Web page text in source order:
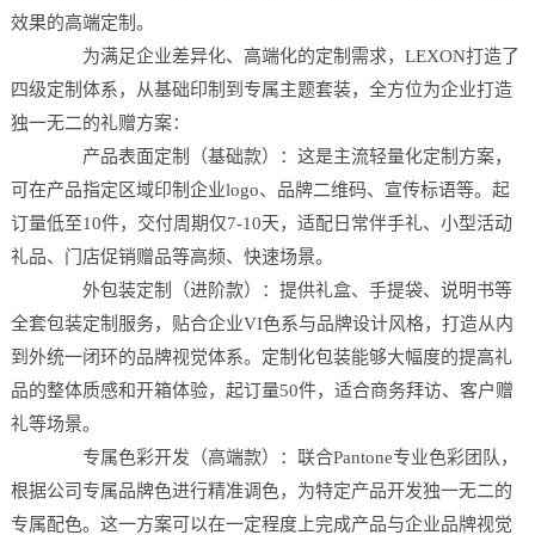
效果的高端定制。
为满足企业差异化、高端化的定制需求，LEXON打造了
四级定制体系，从基础印制到专属主题套装，全方位为企业打造
独一无二的礼赠方案：
产品表面定制（基础款）：这是主流轻量化定制方案，
可在产品指定区域印制企业logo、品牌二维码、宣传标语等。起
订量低至10件，交付周期仅7-10天，适配日常伴手礼、小型活动
礼品、门店促销赠品等高频、快速场景。
外包装定制（进阶款）：提供礼盒、手提袋、说明书等
全套包装定制服务，贴合企业VI色系与品牌设计风格，打造从内
到外统一闭环的品牌视觉体系。定制化包装能够大幅度的提高礼
品的整体质感和开箱体验，起订量50件，适合商务拜访、客户赠
礼等场景。
专属色彩开发（高端款）：联合Pantone专业色彩团队，
根据公司专属品牌色进行精准调色，为特定产品开发独一无二的
专属配色。这一方案可以在一定程度上完成产品与企业品牌视觉